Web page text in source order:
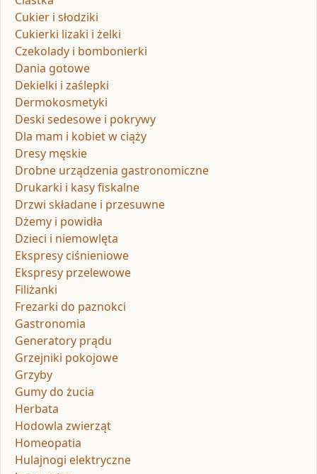
Cukier i słodziki
Cukierki lizaki i żelki
Czekolady i bombonierki
Dania gotowe
Dekielki i zaślepki
Dermokosmetyki
Deski sedesowe i pokrywy
Dla mam i kobiet w ciąży
Dresy męskie
Drobne urządzenia gastronomiczne
Drukarki i kasy fiskalne
Drzwi składane i przesuwne
Dżemy i powidła
Dzieci i niemowlęta
Ekspresy ciśnieniowe
Ekspresy przelewowe
Filiżanki
Frezarki do paznokci
Gastronomia
Generatory prądu
Grzejniki pokojowe
Grzyby
Gumy do żucia
Herbata
Hodowla zwierząt
Homeopatia
Hulajnogi elektryczne